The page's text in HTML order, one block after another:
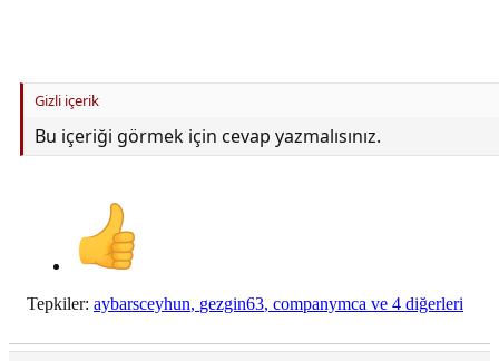
Gizli içerik
Bu içeriği görmek için cevap yazmalısınız.
Tepkiler: aybarsceyhun, gezgin63, companymca ve 4 diğerleri